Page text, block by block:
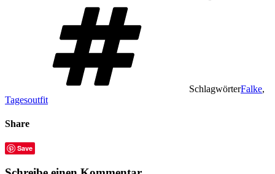
SchlagwörterFalke,
Tagesoutfit
Share
Save